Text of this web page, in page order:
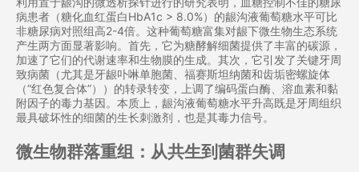
病患者（糖化血红蛋白HbA1c > 8.0%）的龈沟液葡萄糖水平可比
非糖尿病对照组高2-4倍。这种葡萄糖富集对龈下微生物生态系统
产生两方面显著影响。首先，它为糖酵解细菌提供了丰富的碳源，
加速了它们的代谢速率和生物膜的生成。其次，它引发了关键牙周
致病菌（尤其是牙龈卟啉单胞菌、福赛斯坦纳菌和齿垢密螺旋体
（“红色复合体”））的转录转变，上调了编码蛋白酶、溶血素和黏
附因子的毒力基因。本质上，龈沟液葡萄糖水平升高既是牙周组织
最具破坏性的细菌的生长刺激剂，也是其毒力信号。
微生物群落重组：从共生到菌群失调